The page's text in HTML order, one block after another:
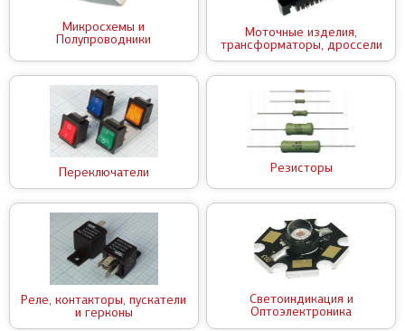
Микросхемы и
Полупроводники
Моточные изделия,
трансформаторы, дроссели
Переключатели Резисторы
Реле, контакторы, пускатели
и герконы
Светоиндикация и
Оптоэлектроника